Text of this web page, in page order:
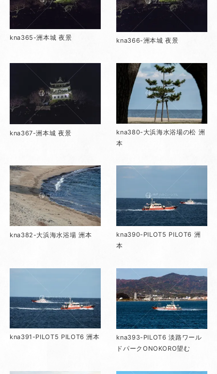
kna365-洲本城 夜景 kna366-洲本城 夜景
kna367-洲本城 夜景
kna380-大浜海水浴場の松 洲
本
kna382-大浜海水浴場 洲本
kna390-PILOT5 PILOT6 洲
本
kna391-PILOT5 PILOT6 洲本
kna393-PILOT6 淡路ワール
ドパークONOKORO望む